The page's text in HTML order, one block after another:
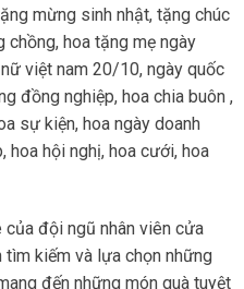
mừng sinh nhật, tặng chúc
hoa tặng mẹ ngày
việt nam 20/10, ngày quốc
đồng nghiệp, hoa chia buôn ,
sự kiện, hoa ngày doanh
hoa hội nghị, hoa cưới, hoa
đội ngũ nhân viên cửa
tìm kiếm và lựa chọn những
đến những món quà tuyệt